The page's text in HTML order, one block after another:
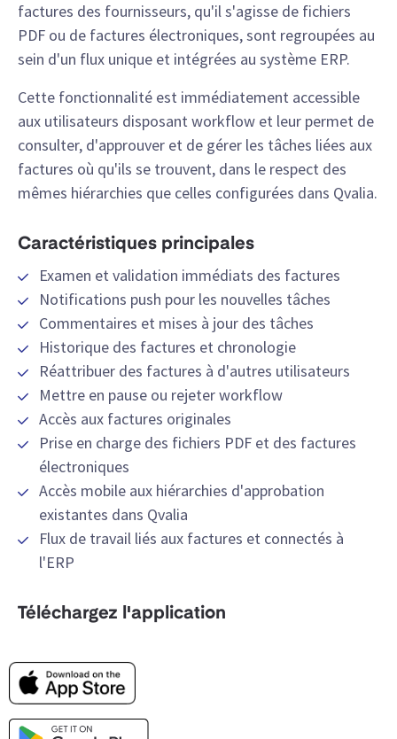
factures des fournisseurs, qu'il s'agisse de fichiers
PDF ou de factures électroniques, sont regroupées au
sein d'un flux unique et intégrées au système ERP.
Cette fonctionnalité est immédiatement accessible
aux utilisateurs disposant workflow et leur permet de
consulter, d'approuver et de gérer les tâches liées aux
factures où qu'ils se trouvent, dans le respect des
mêmes hiérarchies que celles configurées dans Qvalia.
Caractéristiques principales
Examen et validation immédiats des factures
Notifications push pour les nouvelles tâches
Commentaires et mises à jour des tâches
Historique des factures et chronologie
Réattribuer des factures à d'autres utilisateurs
Mettre en pause ou rejeter workflow
Accès aux factures originales
Prise en charge des fichiers PDF et des factures
électroniques
Accès mobile aux hiérarchies d'approbation
existantes dans Qvalia
Flux de travail liés aux factures et connectés à
l'ERP
Téléchargez l'application